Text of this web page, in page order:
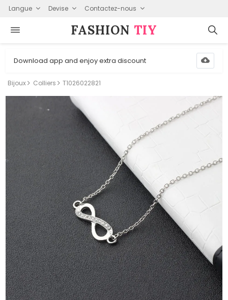
Langue Devise Contactez-nous
FASHION⁠ TIY
Download app and enjoy extra discount
Bijoux Colliers T1026022821